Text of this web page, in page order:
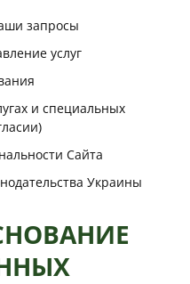
запросы
услуг
и специальных
Сайта
Украины